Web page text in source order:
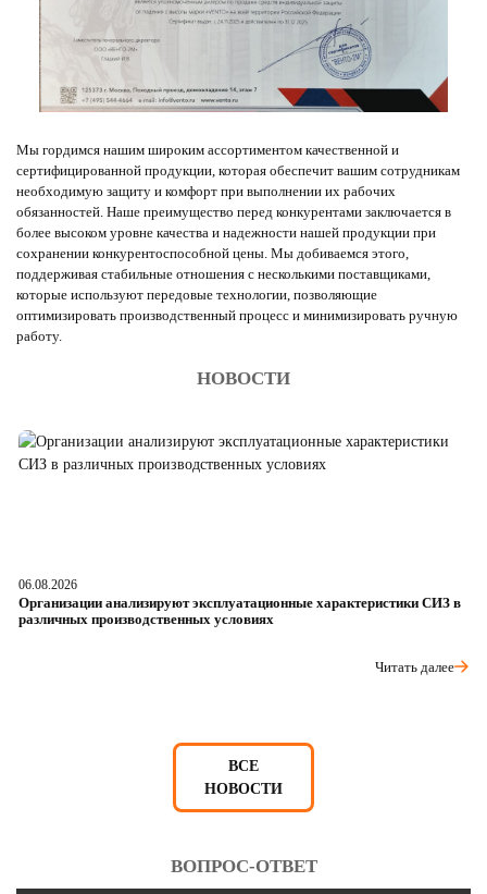
Мы гордимся нашим широким ассортиментом качественной и
сертифицированной продукции, которая обеспечит вашим сотрудникам
необходимую защиту и комфорт при выполнении их рабочих
обязанностей. Наше преимущество перед конкурентами заключается в
более высоком уровне качества и надежности нашей продукции при
сохранении конкурентоспособной цены. Мы добиваемся этого,
поддерживая стабильные отношения с несколькими поставщиками,
которые используют передовые технологии, позволяющие
оптимизировать производственный процесс и минимизировать ручную
работу.
НОВОСТИ
06.08.2026
Организации анализируют эксплуатационные характеристики СИЗ в
различных производственных условиях
Читать далее
ВСЕ
НОВОСТИ
ВОПРОС-ОТВЕТ